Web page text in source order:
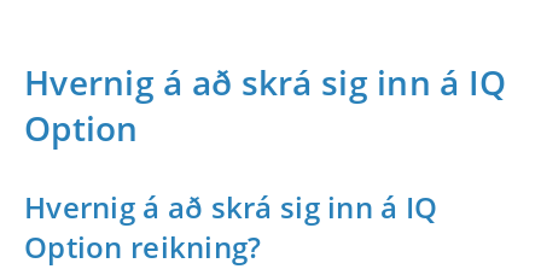
Hvernig á að skrá sig inn á IQ
Option
Hvernig á að skrá sig inn á IQ
Option reikning?